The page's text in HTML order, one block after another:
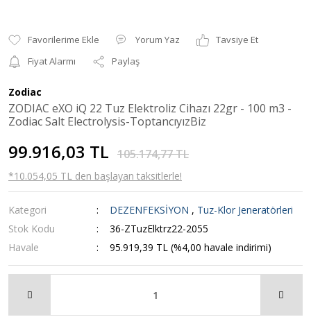
Yorum Yaz
Tavsiye Et
Fiyat Alarmı
Paylaş
Zodiac
ZODIAC eXO iQ 22 Tuz Elektroliz Cihazı 22gr - 100 m3 -
Zodiac Salt Electrolysis-ToptancıyızBiz
99.916,03 TL 105.174,77 TL
*10.054,05 TL den başlayan taksitlerle!
Kategori DEZENFEKSİYON , Tuz-Klor Jeneratörleri
Stok Kodu
36-ZTuzElktrz22-2055
Havale
95.919,39 TL (%4,00 havale indirimi)